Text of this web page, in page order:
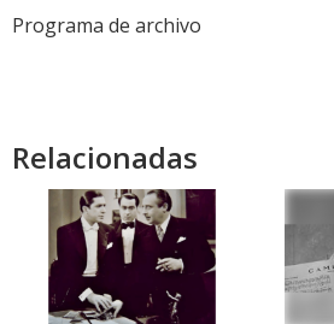
Programa de archivo
Relacionadas